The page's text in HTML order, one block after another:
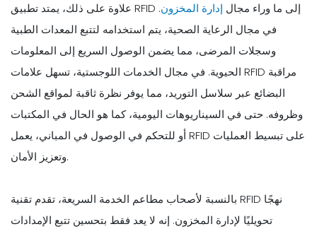
علاوة على ذلك، يمتد تطبيق RFID إلى ما وراء مجال إدارة المخزون.
في مجال الرعاية الصحية، يتم استخدامه لتتبع المعدات الطبية
وسجلات المرضى، مما يضمن الوصول السريع إلى المعلومات
الحيوية. في مجال الخدمات اللوجستية، تسهل علامات RFID مراقبة
البضائع عبر سلاسل التوريد، مما يوفر نظرة ثاقبة لمواقع الشحن
وظروفه. حتى في السيناريوهات اليومية، كما هو الحال في المكتبات
أو للتحكم في الوصول في المباني، يعمل RFID على تبسيط العمليات
وتعزيز الأمان.
بالنسبة لأصحاب مطاعم الخدمة السريعة، تقدم تقنية RFID نهجًا
تحويليًا لإدارة المخزون. إنه لا يعد فقط بتحسين تتبع الإمدادات